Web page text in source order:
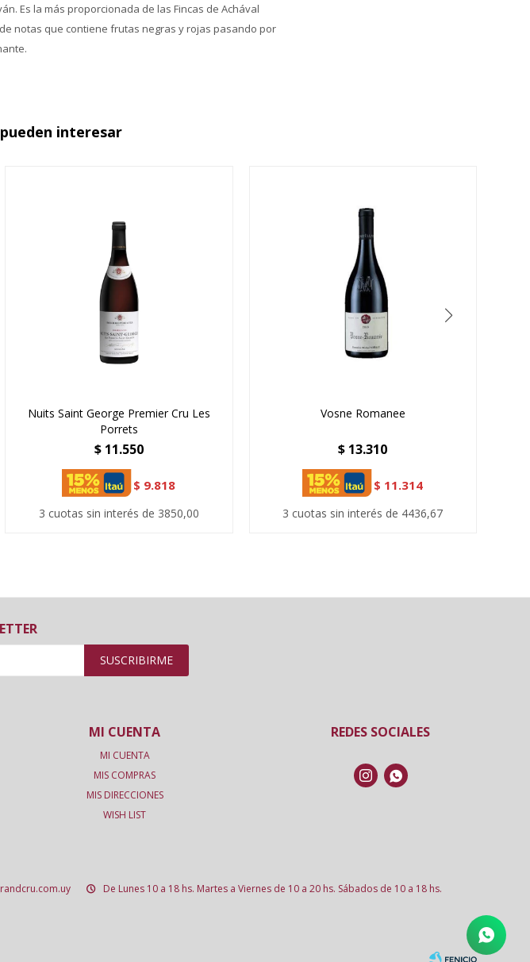
Es la más proporcionada de las Fincas de Achával
notas que contiene frutas negras y rojas pasando por
interesar
Nuits Saint George Premier Cru Les
Porrets
$ 11.550
$ 9.818
3 cuotas sin interés de 3850,00
Vosne Romanee
$ 13.310
$ 11.314
3 cuotas sin interés de 4436,67
SUSCRIBIRME
REDES SOCIALES
 
De Lunes 10 a 18 hs. Martes a Viernes de 10 a 20 hs. Sábados de 10 a 18 hs.
MI CUENTA
MI CUENTA
MIS COMPRAS
MIS DIRECCIONES
WISH LIST